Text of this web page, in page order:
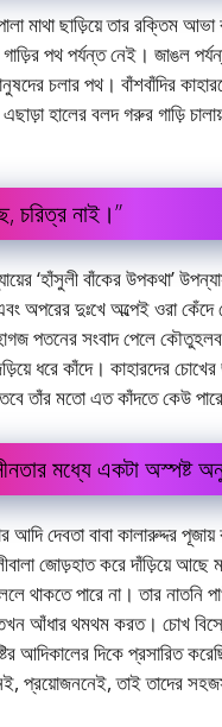
মাথা ছাড়িয়ে তার রক্তিম
পথ পর্যন্ত নেই। জাঙল
চলার পথ। বাঁশবাঁদির
এছাড়া হালের বলদ গরুর গাড়ি
চরিত্র নাই।”
‘হাঁসুলী বাঁকের উপকথা’
অপরের দুঃখে অল্পেই ওরা কেঁদে
পতনের সংবাদ পেলে
ধরে কাঁদে। কাহারদের
তবে তাঁর মতাে এত কাঁদতে কেউ
মধ্যে একটা অস্পষ্ট
দেবতা বাবা কালারুদ্দর পূজায়
জোড়হাত করে দাঁড়িয়ে
পারে না। তার নাতনি
আঁধার থমথম করত। চোখ
আদিকালের দিকে প্রসারিত
প্রয়ােজননেই, তাই তাদের